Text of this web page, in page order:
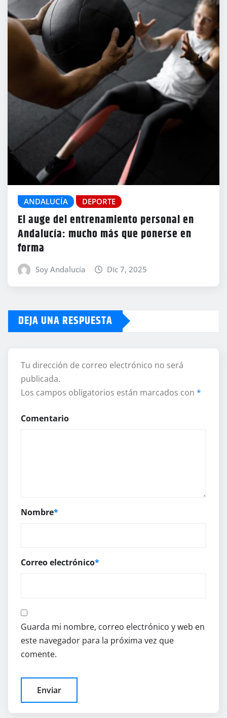
ANDALUCÍA DEPORTE
El auge del entrenamiento personal en
Andalucía: mucho más que ponerse en
forma
Soy Andalucía Dic 7, 2025
DEJA UNA RESPUESTA
Tu dirección de correo electrónico no será
publicada.
Los campos obligatorios están marcados con *
Comentario
Nombre*
Correo electrónico*
Guarda mi nombre, correo electrónico y web en
este navegador para la próxima vez que
comente.